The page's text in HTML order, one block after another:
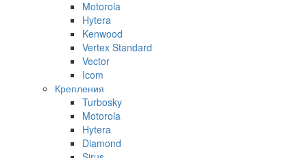
Motorola
Hytera
Kenwood
Vertex Standard
Vector
Icom
Крепления
Turbosky
Motorola
Hytera
Diamond